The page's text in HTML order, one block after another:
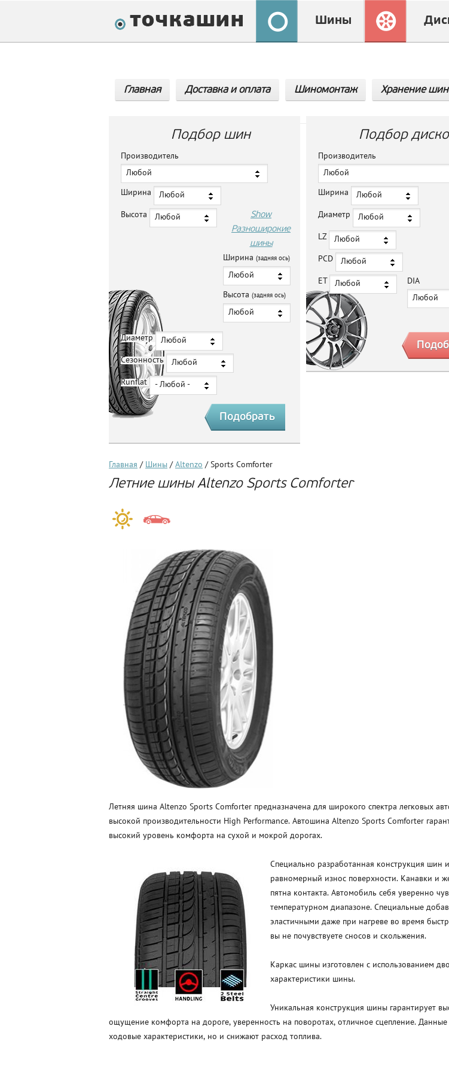
Шины
Главная Доставка и оплата Шиномонтаж Хранение шин
Подбор шин
Производитель
Любой
Ширина Любой
Высота Любой
Show
Разноширокие
шины
Ширина (задняя ось)
Любой
Высота (задняя ось)
Любой
Диаметр Любой
Сезонность Любой
Runflat - Любой -
Подбор
Производитель
Любой
Ширина Любой
Диаметр Любой
LZ Любой
PCD Любой
ET Любой DIA
Любой
Главная / Шины / Altenzo / Sports Comforter
Летние шины Altenzo Sports Comforter
Летняя шина Altenzo Sports Comforter предназначена для широкого спектра легковых
высокой производительности High Performance. Автошина Altenzo Sports Comforter
высокий уровень комфорта на сухой и мокрой дорогах.
Специально разработанная конструкция шин
равномерный износ поверхности. Канавки и
пятна контакта. Автомобиль себя уверенно
температурном диапазоне. Специальные
эластичными даже при нагреве во время
вы не почувствуете сносов и скольжения.
Каркас шины изготовлен с использованием
характеристики шины.
Уникальная конструкция шины гарантирует
ощущение комфорта на дороге, уверенность на поворотах, отличное сцепление.
ходовые характеристики, но и снижают расход топлива.